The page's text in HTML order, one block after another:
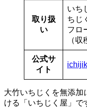
取り扱
い
いち
ちじ
フロ
（収
公式サ
イト
大竹いちじくを無添加
ける「いちじく屋」